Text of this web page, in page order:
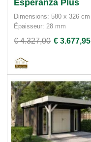
Esperanza Plus
Dimensions: 580 x 326 cm
Épaisseur: 28 mm
€ 4.327,00 € 3.677,95